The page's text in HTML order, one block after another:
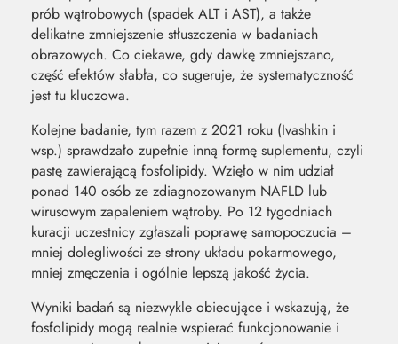
prób wątrobowych (spadek ALT i AST), a także
delikatne zmniejszenie stłuszczenia w badaniach
obrazowych. Co ciekawe, gdy dawkę zmniejszano,
część efektów słabła, co sugeruje, że systematyczność
jest tu kluczowa.
Kolejne badanie, tym razem z 2021 roku (Ivashkin i
wsp.) sprawdzało zupełnie inną formę suplementu, czyli
pastę zawierającą fosfolipidy. Wzięło w nim udział
ponad 140 osób ze zdiagnozowanym NAFLD lub
wirusowym zapaleniem wątroby. Po 12 tygodniach
kuracji uczestnicy zgłaszali poprawę samopoczucia –
mniej dolegliwości ze strony układu pokarmowego,
mniej zmęczenia i ogólnie lepszą jakość życia.
Wyniki badań są niezwykle obiecujące i wskazują, że
fosfolipidy mogą realnie wspierać funkcjonowanie i